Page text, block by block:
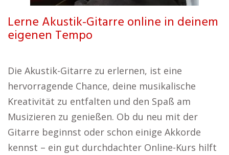
Lerne Akustik-Gitarre online in deinem
eigenen Tempo
Die Akustik-Gitarre zu erlernen, ist eine
hervorragende Chance, deine musikalische
Kreativität zu entfalten und den Spaß am
Musizieren zu genießen. Ob du neu mit der
Gitarre beginnst oder schon einige Akkorde
kennst – ein gut durchdachter Online-Kurs hilft